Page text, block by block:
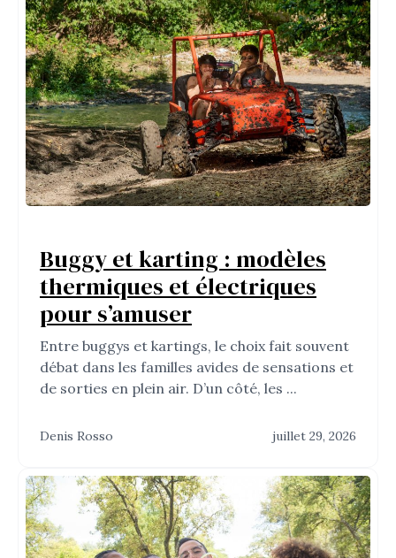
Buggy et karting : modèles
thermiques et électriques
pour s’amuser
Entre buggys et kartings, le choix fait souvent
débat dans les familles avides de sensations et
de sorties en plein air. D’un côté, les ...
Denis Rosso juillet 29, 2026